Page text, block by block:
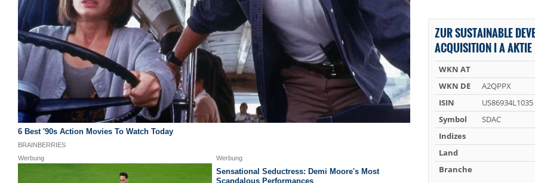
ZUR SUSTAINABLE
ACQUISITION I A AKTIE
WKN AT
WKN DE
A2QPPX
ISIN
US86934L1035
Symbol
SDAC
Indizes
Land
Branche